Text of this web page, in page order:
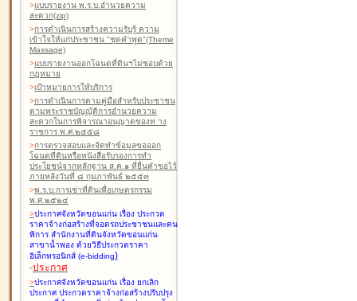
>แบบรายงาน พ.ร.บ.อำนวยความ
สะดวก(zip)
>การดำเนินการสร้างความรับรู้ ความ
เข้าใจให้แก่ประชาชน "ชุดคำพูด"(Theme
Massage)
>แบบรายงานออกโฉนดที่ดินฯไม่ชอบด้วย
กฎหมาย
>เป้าหมายการให้บริการ
>การดำเนินการตามคู่มือสำหรับประชาชน
ตามพระราชบัญญัติการอำนวยความ
สะดวกในการพิจารณาอนุญาตของท าง
ราชการ พ.ศ.๒๕๕๘
>การตรวจสอบและจัดทำข้อมูลขอออก
โฉนดที่ดินหรือหนังสือรับรองการทำ
ประโยชน์จากหลักฐาน ส.ค.๑ ที่ยื่นคำขอไว้
ภายหลังวันที่ ๘ กุมภาพันธ์ ๒๕๕๓
>พ.ร.บ.การเช่าที่ดินเพื่อเกษตรกรรม
พ.ศ.๒๕๒๔
>ประกาศจังหวัดขอนแก่น เรื่อง ประกวด
ราคาจ้างก่อสร้างที่จอดรถประชาชนและคน
พิการ สำนักงานที่ดินจังหวัดขอนแก่น
สาขาน้ำพอง ด้วยวิธีประกวดราคา
อิเล็กทรอนิกส์ (e-bidding)
-ประกาศ
>ประกาศจังหวัดขอนแก่น เรื่อง ยกเลิก
ประกาศ ประกวดราคาจ้างก่อสร้างปรับปรุง